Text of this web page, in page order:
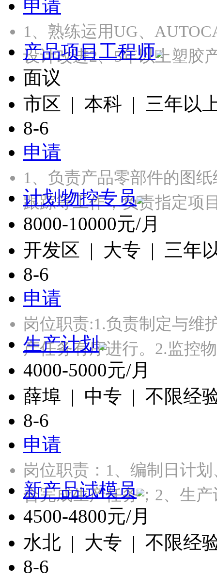
申请
1、熟练运用UG、
设计改进2、5年以上塑
产品项目工程师
面议
市区 | 本科 | 三年以
8-6
申请
1、负责产品零部件的图
跟踪等工作，负责指定
计划物控专员
8000-10000元/月
开发区 | 大专 | 三年
8-6
申请
岗位职责:1.负责制定与维
产任务有序进行。2.监控
生产计划
4000-5000元/月
薛埠 | 中专 | 不限经
8-6
申请
岗位职责：1、编制日计
合完成生产任务；2、生
新产品试模员
4500-4800元/月
水北 | 大专 | 不限经
8-6